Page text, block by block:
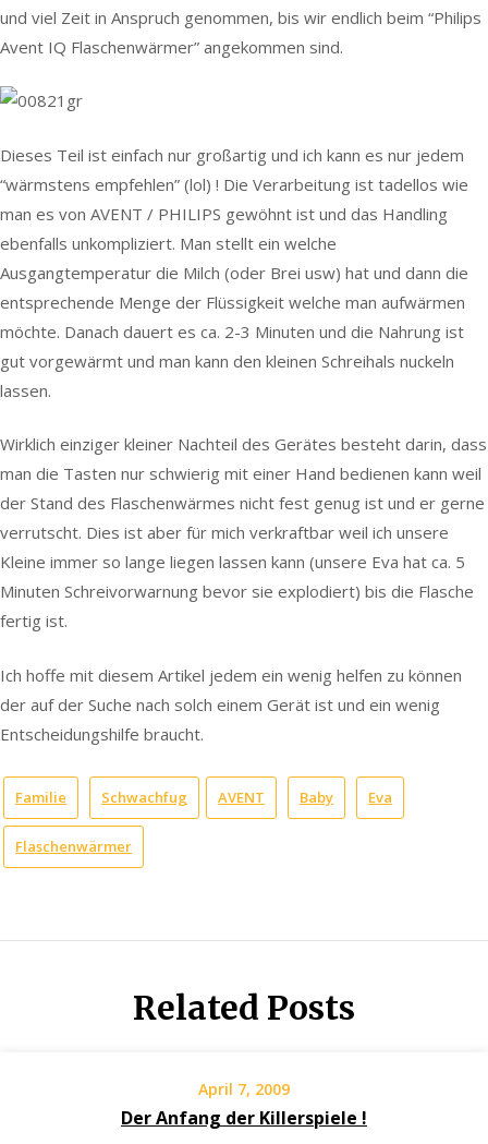
und viel Zeit in Anspruch genommen, bis wir endlich beim “Philips
Avent IQ Flaschenwärmer” angekommen sind.
Dieses Teil ist einfach nur großartig und ich kann es nur jedem
“wärmstens empfehlen” (lol) ! Die Verarbeitung ist tadellos wie
man es von AVENT / PHILIPS gewöhnt ist und das Handling
ebenfalls unkompliziert. Man stellt ein welche
Ausgangtemperatur die Milch (oder Brei usw) hat und dann die
entsprechende Menge der Flüssigkeit welche man aufwärmen
möchte. Danach dauert es ca. 2-3 Minuten und die Nahrung ist
gut vorgewärmt und man kann den kleinen Schreihals nuckeln
lassen.
Wirklich einziger kleiner Nachteil des Gerätes besteht darin, dass
man die Tasten nur schwierig mit einer Hand bedienen kann weil
der Stand des Flaschenwärmes nicht fest genug ist und er gerne
verrutscht. Dies ist aber für mich verkraftbar weil ich unsere
Kleine immer so lange liegen lassen kann (unsere Eva hat ca. 5
Minuten Schreivorwarnung bevor sie explodiert) bis die Flasche
fertig ist.
Ich hoffe mit diesem Artikel jedem ein wenig helfen zu können
der auf der Suche nach solch einem Gerät ist und ein wenig
Entscheidungshilfe braucht.
Familie Schwachfug AVENT Baby Eva
Flaschenwärmer
Related Posts
April 7, 2009
Der Anfang der Killerspiele !